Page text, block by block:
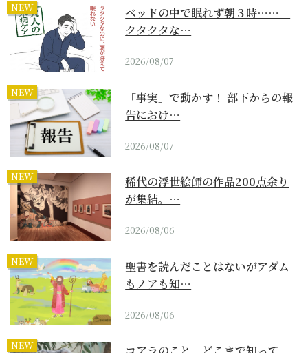
NEW
ベッドの中で眠れず朝３時……｜
クタクタな…
2026/08/07
NEW
「事実」で動かす！ 部下からの報
告におけ…
2026/08/07
NEW
稀代の浮世絵師の作品200点余り
が集結。…
2026/08/06
NEW
聖書を読んだことはないがアダム
もノアも知…
2026/08/06
NEW